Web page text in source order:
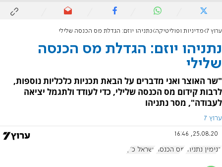
ערוץ 7 מדיניות ופוליטיקה נתניהו יוזם: הגדלת מס הכנסה שלילי
נתניהו יוזם: הגדלת מס הכנסה
שלילי
"שר האוצר ואני מדברים על הבאת תכניות כלכליות נוספות,
לרבות קידום מס הכנסה שלילי, כדי לעודד ולתגמל יציאה
לעבודה", מסר נתניהו
ערוץ 7
25.08.20, 16:46
בנימין נתניהו מס הכנסה ישראל כ"ץ